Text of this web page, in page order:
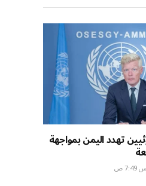
تهدد اليمن بمواجهة